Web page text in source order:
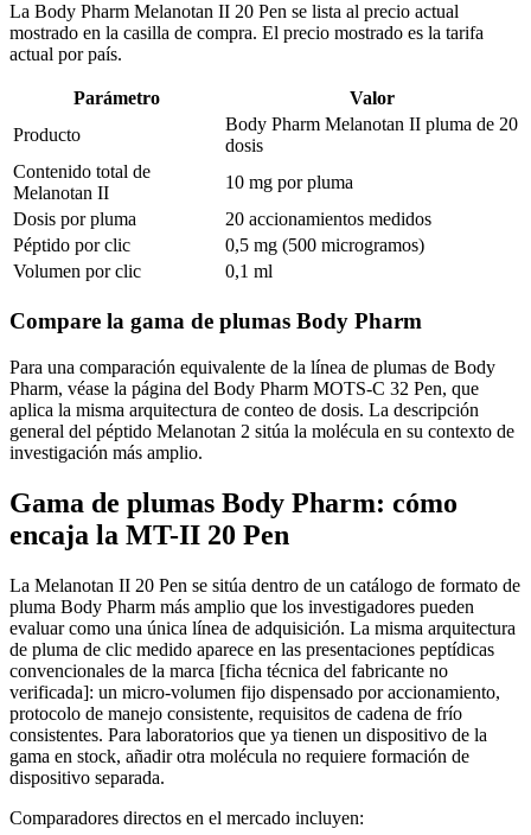
La Body Pharm Melanotan II 20 Pen se lista al precio actual
mostrado en la casilla de compra. El precio mostrado es la tarifa
actual por país.
Parámetro
Valor
Producto
Body Pharm Melanotan II pluma de 20
dosis
Contenido total de
Melanotan II
10 mg por pluma
Dosis por pluma
20 accionamientos medidos
Péptido por clic
0,5 mg (500 microgramos)
Volumen por clic
0,1 ml
Compare la gama de plumas Body Pharm
Para una comparación equivalente de la línea de plumas de Body
Pharm, véase la página del Body Pharm MOTS-C 32 Pen, que
aplica la misma arquitectura de conteo de dosis. La descripción
general del péptido Melanotan 2 sitúa la molécula en su contexto de
investigación más amplio.
Gama de plumas Body Pharm: cómo
encaja la MT-II 20 Pen
La Melanotan II 20 Pen se sitúa dentro de un catálogo de formato de
pluma Body Pharm más amplio que los investigadores pueden
evaluar como una única línea de adquisición. La misma arquitectura
de pluma de clic medido aparece en las presentaciones peptídicas
convencionales de la marca [ficha técnica del fabricante no
verificada]: un micro-volumen fijo dispensado por accionamiento,
protocolo de manejo consistente, requisitos de cadena de frío
consistentes. Para laboratorios que ya tienen un dispositivo de la
gama en stock, añadir otra molécula no requiere formación de
dispositivo separada.
Comparadores directos en el mercado incluyen: